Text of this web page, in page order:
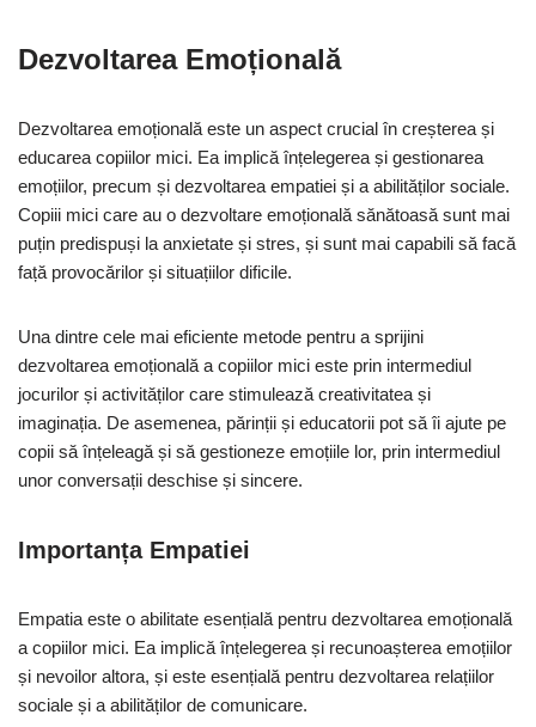
Dezvoltarea Emoțională
Dezvoltarea emoțională este un aspect crucial în creșterea și
educarea copiilor mici. Ea implică înțelegerea și gestionarea
emoțiilor, precum și dezvoltarea empatiei și a abilităților sociale.
Copiii mici care au o dezvoltare emoțională sănătoasă sunt mai
puțin predispuși la anxietate și stres, și sunt mai capabili să facă
față provocărilor și situațiilor dificile.
Una dintre cele mai eficiente metode pentru a sprijini
dezvoltarea emoțională a copiilor mici este prin intermediul
jocurilor și activităților care stimulează creativitatea și
imaginația. De asemenea, părinții și educatorii pot să îi ajute pe
copii să înțeleagă și să gestioneze emoțiile lor, prin intermediul
unor conversații deschise și sincere.
Importanța Empatiei
Empatia este o abilitate esențială pentru dezvoltarea emoțională
a copiilor mici. Ea implică înțelegerea și recunoașterea emoțiilor
și nevoilor altora, și este esențială pentru dezvoltarea relațiilor
sociale și a abilităților de comunicare.